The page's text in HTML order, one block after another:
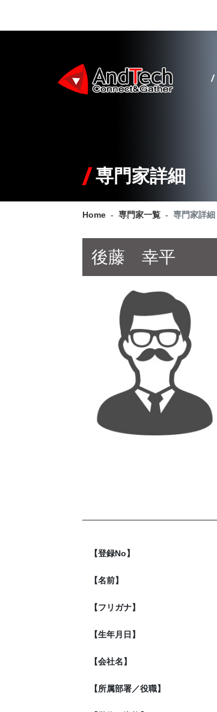
専門家詳細
Home 専門家一覧 専門家詳細
後藤 幸平
【登録No】
【名前】
【フリガナ】
【生年月日】
【会社名】
【所属部署／役職】